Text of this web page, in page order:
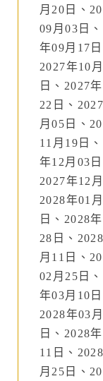
月20日、
09月03日
年09月17
2027年10
日、2027
22日、
月05日、
11月19日
年12月03
2027年12
2028年01
日、2028
28日、
月11日、
02月25日
年03月10
2028年03
日、2028
11日、
月25日、